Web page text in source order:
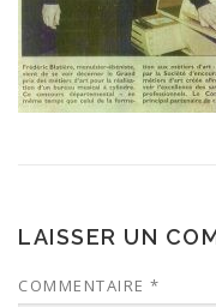
LAISSER UN
COMMENTAIRE *